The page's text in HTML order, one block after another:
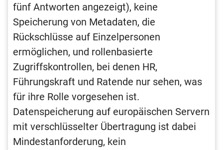
fünf Antworten angezeigt), keine
Speicherung von Metadaten, die
Rückschlüsse auf Einzelpersonen
ermöglichen, und rollenbasierte
Zugriffskontrollen, bei denen HR,
Führungskraft und Ratende nur sehen, was
für ihre Rolle vorgesehen ist.
Datenspeicherung auf europäischen Servern
mit verschlüsselter Übertragung ist dabei
Mindestanforderung, kein